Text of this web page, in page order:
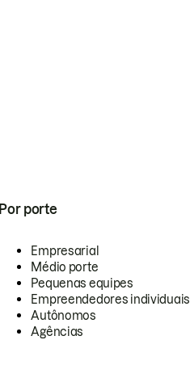
Por porte
Empresarial
Médio porte
Pequenas equipes
Empreendedores individuais
Autônomos
Agências